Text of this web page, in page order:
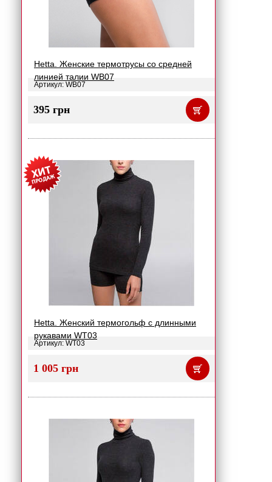
Hetta. Женские термотрусы со средней
линией талии WB07
Артикул: WB07
395 грн
Hetta. Женский термогольф с длинными
рукавами WT03
Артикул: WT03
1 005 грн